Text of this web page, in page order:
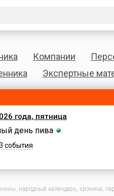
Компании
Экспертные
года, пятница
день пива
события
народный календарь, хроника,